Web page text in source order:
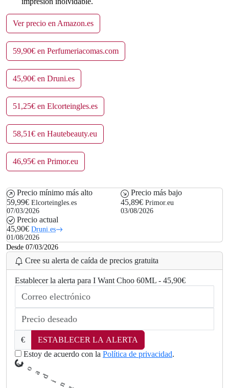
Ver precio en Amazon.es
59,90€ en Perfumeriacomas.com
45,90€ en Druni.es
51,25€ en Elcorteingles.es
58,51€ en Hautebeauty.eu
46,95€ en Primor.eu
Precio mínimo más alto
59,99€ Elcorteingles.es
07/03/2026
Precio más bajo
45,89€ Primor.eu
03/08/2026
Precio actual
45,90€ Druni.es
01/08/2026
Desde 07/03/2026
Cree su alerta de caída de precios gratuita
Establecer la alerta para I Want Choo 60ML - 45,90€
€
ESTABLECER LA ALERTA
Estoy de acuerdo con la Política de privacidad.
L
o
a
d
i
n
g
.
.